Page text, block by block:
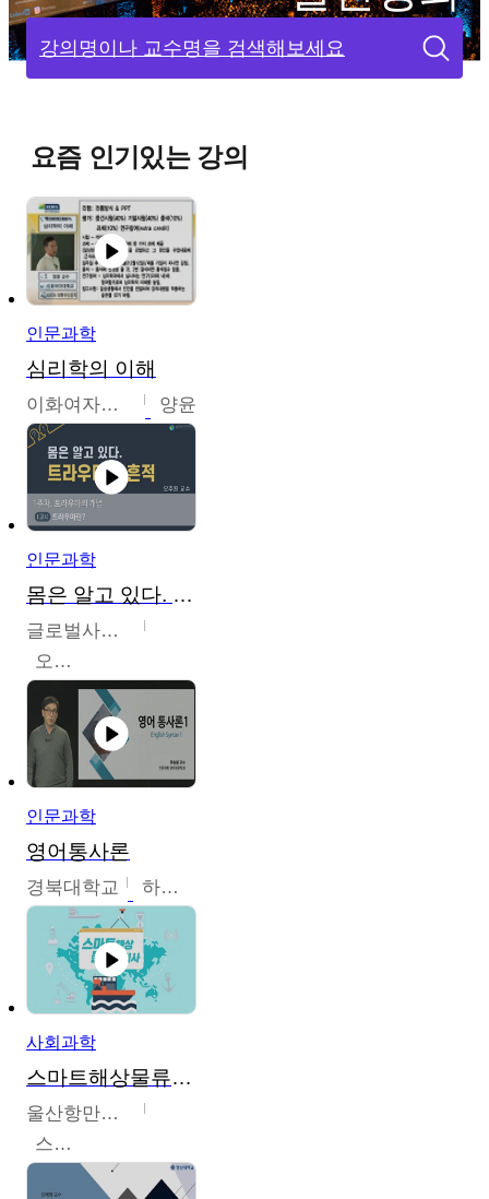
강의명이나 교수명을 검색해보세요
요즘 인기있는 강의
인문과학
심리학의 이해
이화여자대학교 양윤
인문과학
몸은 알고 있다. 트라우마의 흔적
글로벌사이버대학교
오주원
인문과학
영어통사론
경북대학교 하승완
사회과학
스마트해상물류관리사 교육과정2
울산항만공사
스마트해상물류관리사 교육위원회